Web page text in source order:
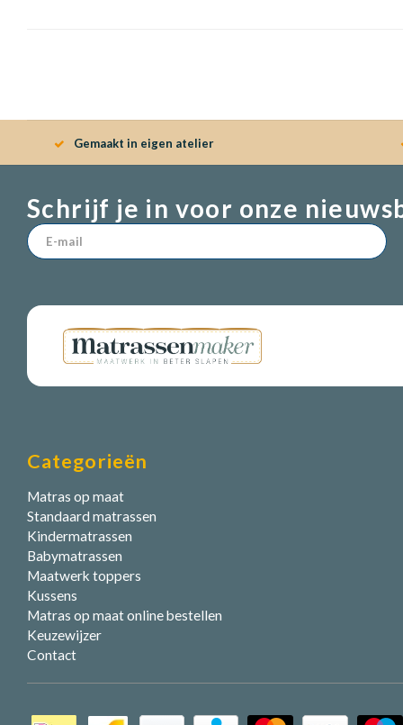
Gemaakt in eigen atelier
Schrijf je in voor onze
Categorieën
Matras op maat
Standaard matrassen
Kindermatrassen
Babymatrassen
Maatwerk toppers
Kussens
Matras op maat online bestellen
Keuzewijzer
Contact